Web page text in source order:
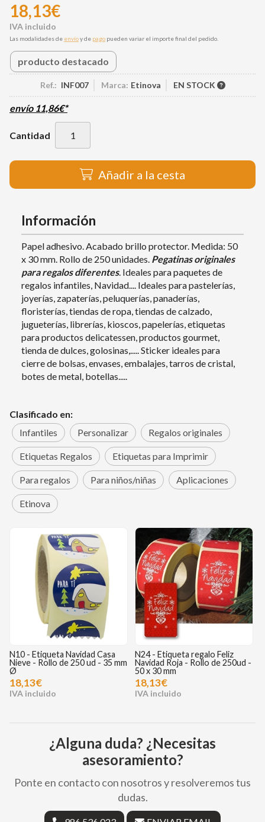
18,13€
Las modalidades de envíoy de pago pueden variar el importe final del pedido.
producto destacado
Ref.: INF007 Marca: Etinova EN STOCK
envío 11,86€*
Cantidad
Añadir a la cesta
Información
Papel adhesivo. Acabado brillo protector. Medida: 50
x 30 mm. Rollo de 250 unidades. Pegatinasoriginales
para regalos diferentes. Ideales para paquetes de
regalos infantiles, Navidad.... Ideales para pastelerías,
joyerías, zapaterías, peluquerías, panaderías,
floristerías, tiendas de ropa, tiendas de calzado,
jugueterías, librerías, kioscos, papelerías, etiquetas
para productos delicatessen, productos gourmet,
tienda de dulces, golosinas,..... Sticker ideales para
cierre de bolsas, envases, embalajes, tarros de cristal,
botes de metal, botellas.....
Clasificado en:
Infantiles
Personalizar Regalos originales
Etiquetas Regalos Etiquetas para Imprimir
Para regalos Para niños/niñas Aplicaciones
Etinova
N10 - Etiqueta Navidad Casa
Nieve - Rollo de 250 ud - 35 mm
Ø
18,13€
N24 - Etiqueta regalo Feliz
Navidad Roja - Rollo de 250ud -
50 x 30 mm
18,13€
¿Alguna duda? ¿Necesitas
asesoramiento?
Ponte en contacto con nosotros y resolveremos tus
dudas.